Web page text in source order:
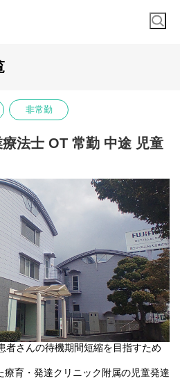
非常勤
法士 OT 常勤 中途 児童
者さんの待機期間短縮を目指すため
育・発達クリニック附属の児童発達